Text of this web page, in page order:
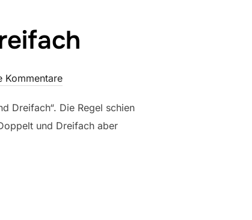
Kommentare
Dreifach“. Die Regel schien
und Dreifach aber
DREIFACH“